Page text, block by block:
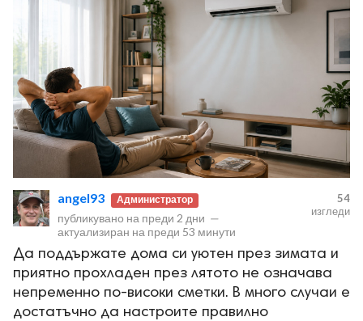
angel93 Администратор
публикувано на преди 2 дни —
актуализиран на преди 53 минути
54
изгледи
Да поддържате дома си уютен през зимата и
приятно прохладен през лятото не означава
непременно по-високи сметки. В много случаи е
достатъчно да настроите правилно